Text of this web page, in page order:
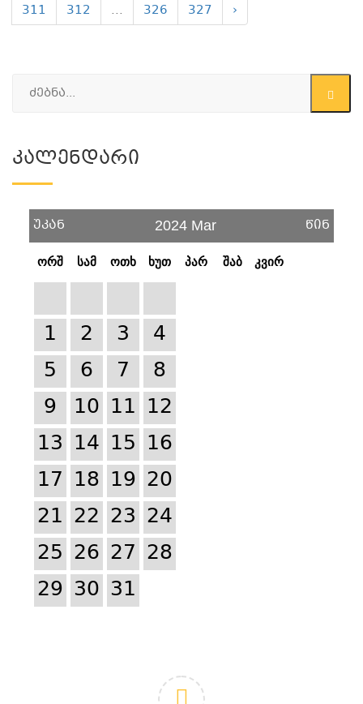
311
312 ... 326 327 ›
Კალენდარი
უკან 2024 Mar წინ
ორშ სამ ოთხ ხუთ პარ შაბ კვირ
1 2 3
4
5
6 7
8
9
10 11 12
13 14 15 16
17 18 19 20
21 22 23 24
25 26 27 28
29 30 31